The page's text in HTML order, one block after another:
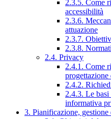
2.3.5. Come
accessibilità
2.3.6.
attuazione
2.3.7.
2.3.8.
2.4. Privacy
2.4.1. Come
2.4.2.
2.4.3. Le
informativa
3. Pianificazione, gestione